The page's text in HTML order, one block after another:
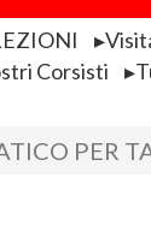
Corsisti
PER